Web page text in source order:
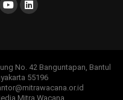
No. 42 Banguntapan, Bantul
55196
Mitra Wacana